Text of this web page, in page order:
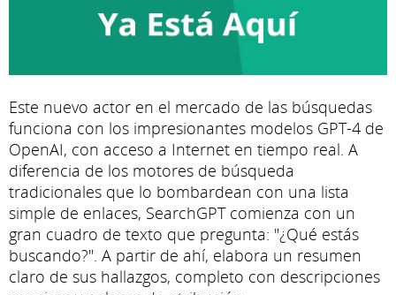
Este nuevo actor en el mercado de las búsquedas
funciona con los impresionantes modelos GPT-4 de
OpenAI, con acceso a Internet en tiempo real. A
diferencia de los motores de búsqueda
tradicionales que lo bombardean con una lista
simple de enlaces, SearchGPT comienza con un
gran cuadro de texto que pregunta: "¿Qué estás
buscando?". A partir de ahí, elabora un resumen
claro de sus hallazgos, completo con descripciones